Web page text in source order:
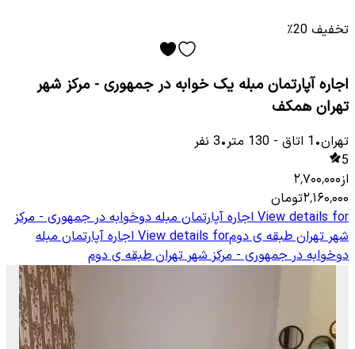
تخفیف 20٪
اجاره آپارتمان مبله یک خوابه در جمهوری - مرکز شهر
تهران همکف
تهران•
1 اتاق -
130 متر•
3 نفر
5
از۲٬۷۰۰٬۰۰۰
۲٬۱۶۰٬۰۰۰تومان
View details for اجاره آپارتمان مبله دوخوابه در جمهوری - مرکز
شهر تهران طبقه ی دومView details for اجاره آپارتمان مبله
دوخوابه در جمهوری - مرکز شهر تهران طبقه ی دوم